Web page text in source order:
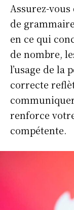
Assurez-
de
en ce qui
de nombre,
l’usage de la
correcte
renforce
compétente.